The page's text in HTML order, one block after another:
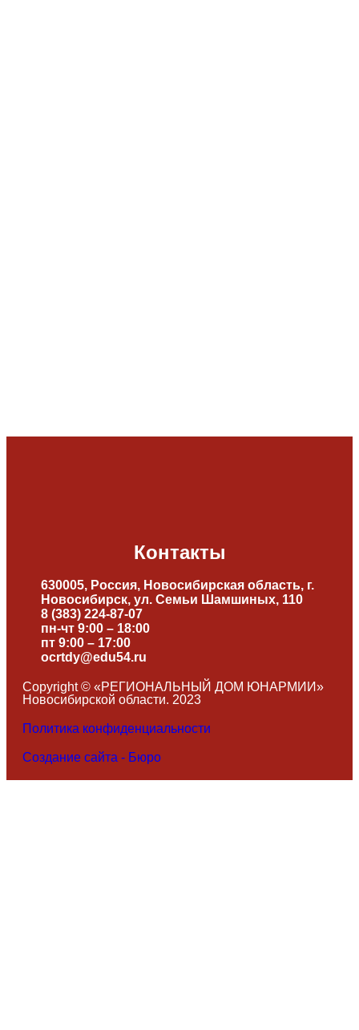
Контакты
630005, Россия, Новосибирская область, г.
Новосибирск, ул. Семьи Шамшиных, 110
8 (383) 224-87-07
пн-чт 9:00 – 18:00
пт 9:00 – 17:00
ocrtdy@edu54.ru
Copyright © «РЕГИОНАЛЬНЫЙ ДОМ ЮНАРМИИ»
Новосибирской области. 2023
Политика конфиденциальности
Создание сайта - Бюро